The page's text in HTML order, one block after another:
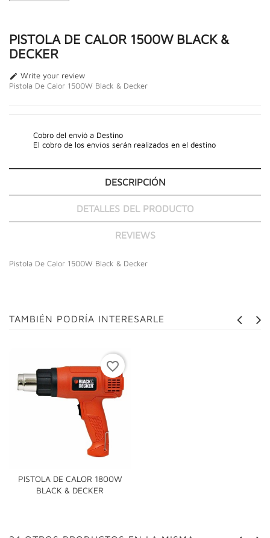
PISTOLA DE CALOR 1500W BLACK &
DECKER
 Write your review
Pistola De Calor 1500W Black & Decker
Cobro del envió a Destino
El cobro de los envíos serán realizados en el destino
DESCRIPCIÓN
DETALLES DEL PRODUCTO
REVIEWS
Pistola De Calor 1500W Black & Decker
TAMBIÉN PODRÍA INTERESARLE
PISTOLA DE CALOR 1800W
BLACK & DECKER
favorite_border